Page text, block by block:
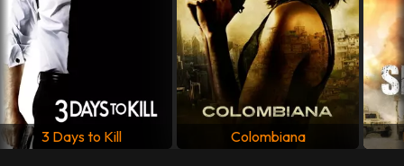
SPRÅK
Engelsk
3 Days to Kill Colombiana